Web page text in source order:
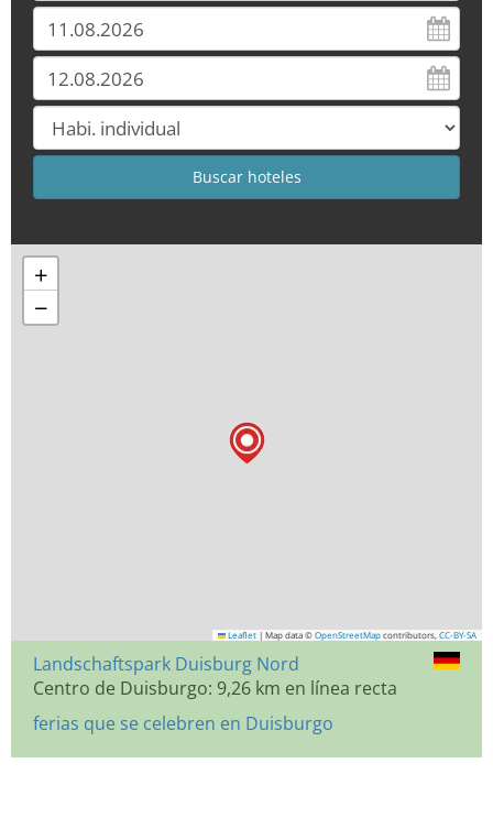
+
−
Leaflet | Map data © OpenStreetMap contributors, CC-BY-SA
Landschaftspark Duisburg Nord
Centro de Duisburgo: 9,26 km en línea recta
ferias que se celebren en Duisburgo